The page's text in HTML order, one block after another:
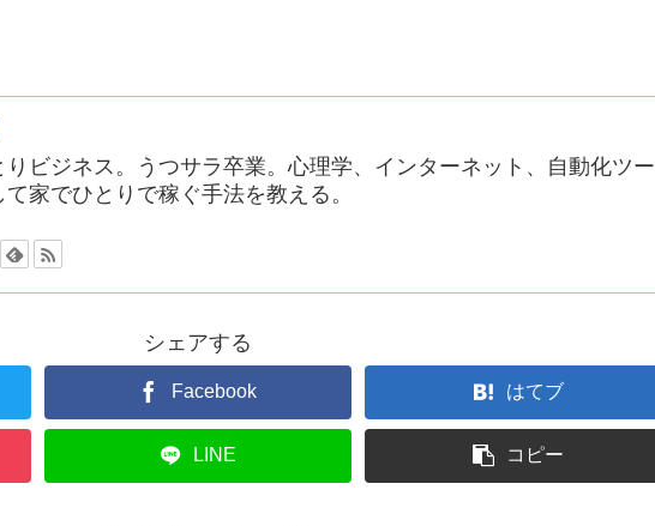
りビジネス。うつサラ卒業。心理学、インターネット、自動化ツー
家でひとりで稼ぐ手法を教える。
シェアする
Facebook はてブ
LINE コピー